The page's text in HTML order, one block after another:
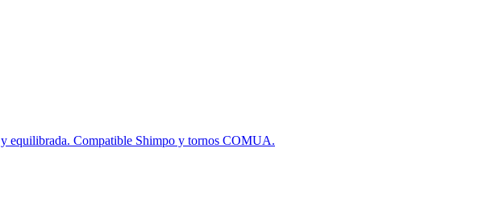
equilibrada. Compatible Shimpo y tornos COMUA.